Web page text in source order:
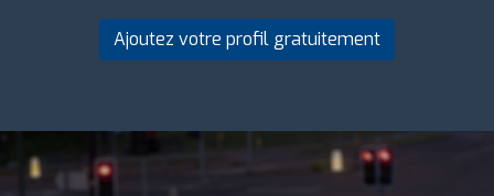
Ajoutez votre profil gratuitement